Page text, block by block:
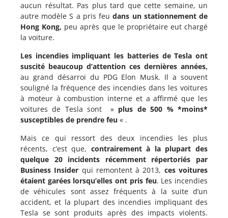
aucun résultat. Pas plus tard que cette semaine, un
autre modèle S a pris feudans un stationnement de
Hong Kong, peu après que le propriétaire eut chargé
la voiture.
Les incendies impliquant les batteries de Tesla ont
suscité beaucoup d’attention ces dernières années,
au grand désarroi du PDG Elon Musk. Il a souvent
souligné la fréquence des incendies dans les voitures
à moteur à combustion interne et a affirmé que les
voitures de Tesla sont » plus de 500 % *moins*
susceptibles de prendre feu « .
Mais ce qui ressort des deux incendies les plus
récents, c’est que, contrairement à la plupart des
quelque 20 incidents récemment répertoriés par
Business Insider qui remontent à 2013, ces voitures
étaient garées lorsqu’elles ont pris feu. Les incendies
de véhicules sont assez fréquents à la suite d’un
accident, et la plupart des incendies impliquant des
Tesla se sont produits après des impacts violents.